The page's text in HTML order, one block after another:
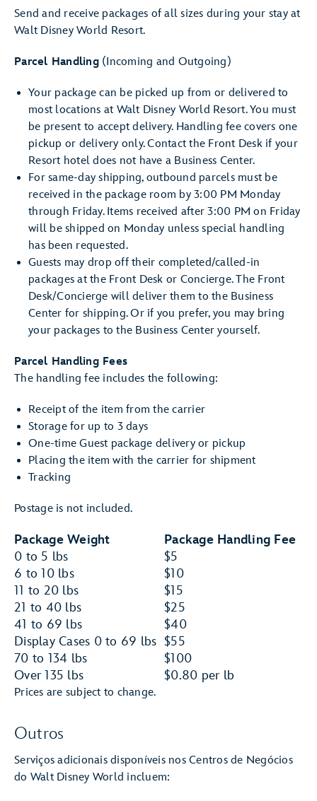
Send and receive packages of all sizes during your stay at
Walt Disney World Resort.
Parcel Handling(Incoming and Outgoing)
Your package can be picked up from or delivered to
most locations at Walt Disney World Resort. You must
be present to accept delivery. Handling fee covers one
pickup or delivery only. Contact the Front Desk if your
Resort hotel does not have a Business Center.
For same-day shipping, outbound parcels must be
received in the package room by 3:00 PM Monday
through Friday. Items received after 3:00 PM on Friday
will be shipped on Monday unless special handling
has been requested.
Guests may drop off their completed/called-in
packages at the Front Desk or Concierge. The Front
Desk/Concierge will deliver them to the Business
Center for shipping. Or if you prefer, you may bring
your packages to the Business Center yourself.
Parcel Handling Fees
The handling fee includes the following:
Receipt of the item from the carrier
Storage for up to 3 days
One-time Guest package delivery or pickup
Placing the item with the carrier for shipment
Tracking
Postage is not included.
Package Weight
Package Handling Fee
0 to 5 lbs
$5
6 to 10 lbs
$10
11 to 20 lbs
$15
21 to 40 lbs
$25
41 to 69 lbs
$40
Display Cases 0 to 69 lbs $55
70 to 134 lbs
$100
Over 135 lbs
$0.80 per lb
Prices are subject to change.
Outros
Serviços adicionais disponíveis nos Centros de Negócios
do Walt Disney World incluem: